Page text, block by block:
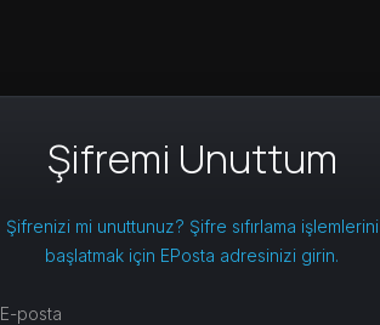
Şifremi Unuttum
Şifrenizi mi unuttunuz? Şifre sıfırlama işlemlerini
başlatmak için EPosta adresinizi girin.
E-posta